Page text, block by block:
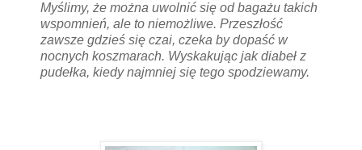
Myślimy, że można uwolnić się od bagażu takich
wspomnień, ale to niemożliwe. Przeszłość
zawsze gdzieś się czai, czeka by dopaść w
nocnych koszmarach. Wyskakując jak diabeł z
pudełka, kiedy najmniej się tego spodziewamy.